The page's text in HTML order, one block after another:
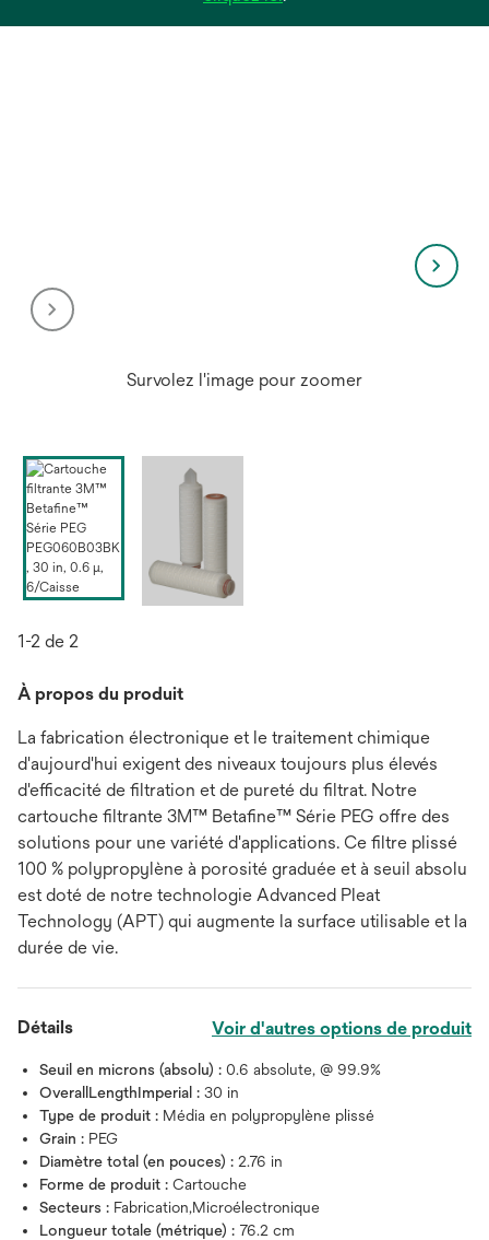
Survolez l'image pour zoomer
1-2 de 2
À propos du produit
La fabrication électronique et le traitement chimique
d'aujourd'hui exigent des niveaux toujours plus élevés
d'efficacité de filtration et de pureté du filtrat. Notre
cartouche filtrante 3M™ Betafine™ Série PEG offre des
solutions pour une variété d'applications. Ce filtre plissé
100 % polypropylène à porosité graduée et à seuil absolu
est doté de notre technologie Advanced Pleat
Technology (APT) qui augmente la surface utilisable et la
durée de vie.
Détails Voir d'autres options de produit
Seuil en microns (absolu) : 0.6 absolute, @ 99.9%
OverallLengthImperial : 30 in
Type de produit : Média en polypropylène plissé
Grain : PEG
Diamètre total (en pouces) : 2.76 in
Forme de produit : Cartouche
Secteurs : Fabrication,Microélectronique
Longueur totale (métrique) : 76.2 cm